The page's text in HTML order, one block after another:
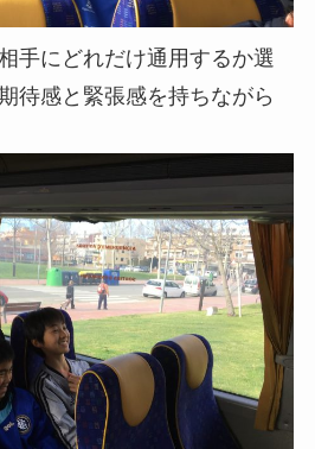
手にどれだけ通用するか選
待感と緊張感を持ちながら